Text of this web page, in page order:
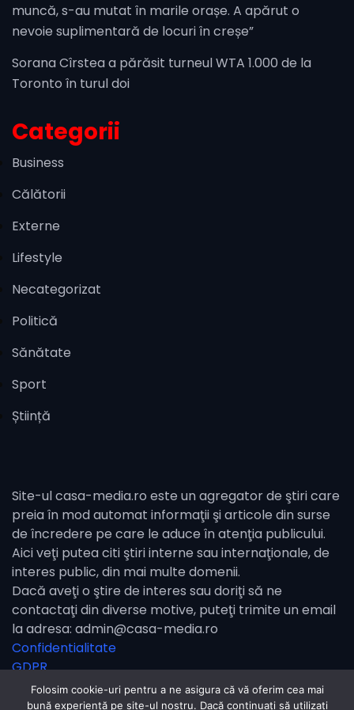
muncă, s-au mutat în marile orașe. A apărut o
nevoie suplimentară de locuri în creșe”
Sorana Cîrstea a părăsit turneul WTA 1.000 de la
Toronto în turul doi
Categorii
Business
Călătorii
Externe
Lifestyle
Necategorizat
Politică
Sănătate
Sport
Știință
Site-ul casa-media.ro este un agregator de ştiri care
preia în mod automat informaţii şi articole din surse
de încredere pe care le aduce în atenţia publicului.
Aici veţi putea citi ştiri interne sau internaţionale, de
interes public, din mai multe domenii.
Dacă aveţi o ştire de interes sau doriţi să ne
contactaţi din diverse motive, puteţi trimite un email
la adresa: admin@casa-media.ro
Confidentialitate
GDPR
Folosim cookie-uri pentru a ne asigura că vă oferim cea mai
bună experiență pe site-ul nostru. Dacă continuați să utilizați